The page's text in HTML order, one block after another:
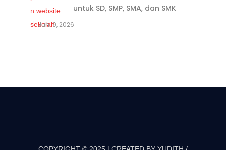
untuk SD, SMP, SMA, dan SMK
Juni 9, 2026